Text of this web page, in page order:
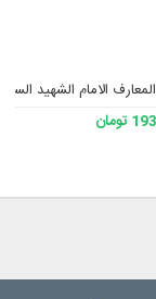
الامام الشهید